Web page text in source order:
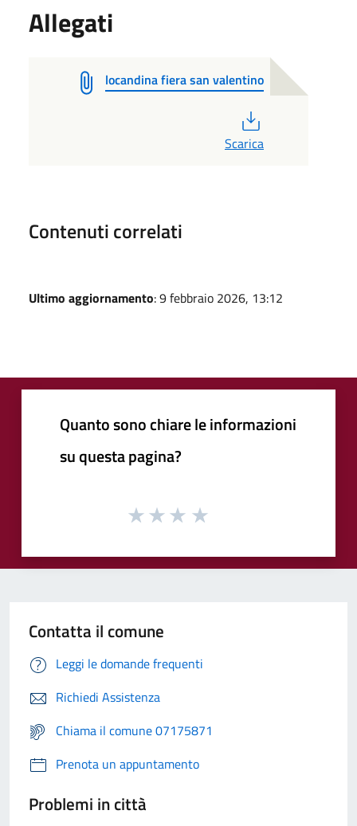
Allegati
locandina fiera san valentino
Scarica
Contenuti correlati
Ultimo aggiornamento: 9 febbraio 2026, 13:12
Quanto sono chiare le informazioni
su questa pagina?
Contatta il comune
Leggi le domande frequenti
Richiedi Assistenza
Chiama il comune 07175871
Prenota un appuntamento
Problemi in città